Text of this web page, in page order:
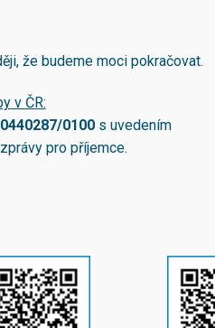
že budeme moci pokračovat.
v ČR:
0100s uvedením
zprávy pro příjemce.